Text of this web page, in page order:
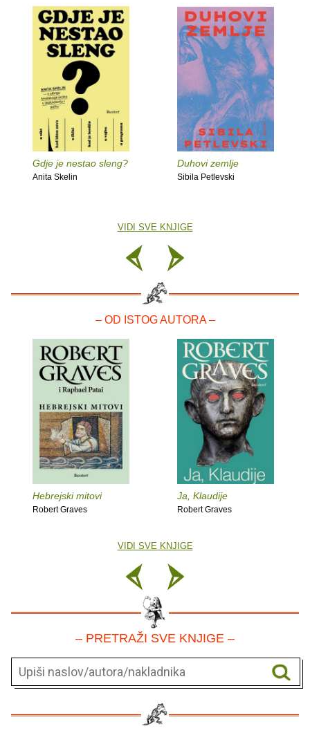
Gdje je nestao sleng?
Anita Skelin
Duhovi zemlje
Sibila Petlevski
VIDI SVE KNJIGE
– OD ISTOG AUTORA –
Hebrejski mitovi
Robert Graves
Ja, Klaudije
Robert Graves
VIDI SVE KNJIGE
– PRETRAŽI SVE KNJIGE –